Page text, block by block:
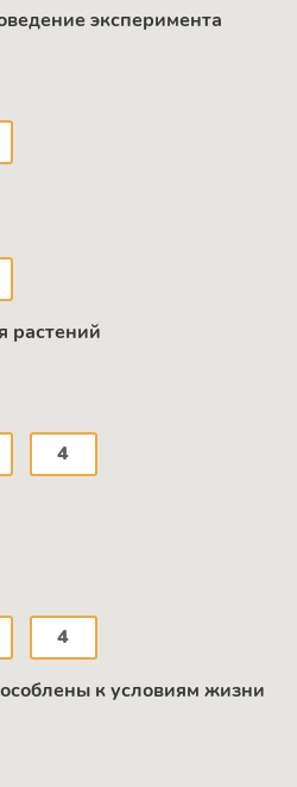
эксперимента
растений
4
4
к условиям жизни